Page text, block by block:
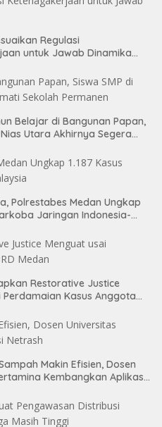
Regulasi
untuk Jawab Dinamika
Belajar di Bangunan Papan,
Nias Utara Akhirnya Segera
Polrestabes Medan Ungkap
Jaringan Indonesia-
Restorative Justice
Perdamaian Kasus Anggota
Makin Efisien, Dosen
Kembangkan Aplikasi